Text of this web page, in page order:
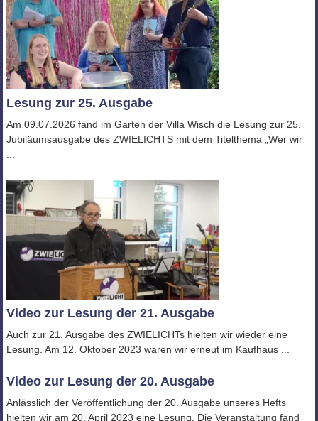
Lesung zur 25. Ausgabe
Am 09.07.2026 fand im Garten der Villa Wisch die Lesung zur 25.
Jubiläumsausgabe des ZWIELICHTS mit dem Titelthema „Wer wir
...
Video zur Lesung der 21. Ausgabe
Auch zur 21. Ausgabe des ZWIELICHTs hielten wir wieder eine
Lesung. Am 12. Oktober 2023 waren wir erneut im Kaufhaus ...
Video zur Lesung der 20. Ausgabe
Anlässlich der Veröffentlichung der 20. Ausgabe unseres Hefts
hielten wir am 20. April 2023 eine Lesung. Die Veranstaltung fand